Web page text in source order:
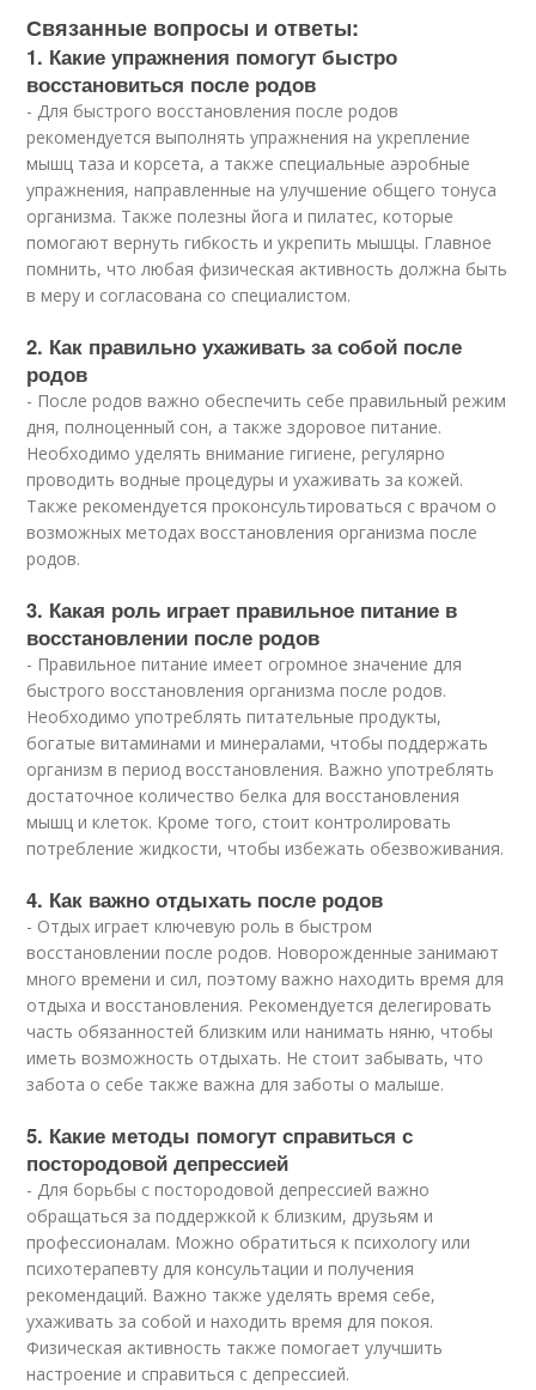
Связанные вопросы и ответы:
1. Какие упражнения помогут быстро
восстановиться после родов
- Для быстрого восстановления после родов
рекомендуется выполнять упражнения на укрепление
мышц таза и корсета, а также специальные аэробные
упражнения, направленные на улучшение общего тонуса
организма. Также полезны йога и пилатес, которые
помогают вернуть гибкость и укрепить мышцы. Главное
помнить, что любая физическая активность должна быть
в меру и согласована со специалистом.
2. Как правильно ухаживать за собой после
родов
- После родов важно обеспечить себе правильный режим
дня, полноценный сон, а также здоровое питание.
Необходимо уделять внимание гигиене, регулярно
проводить водные процедуры и ухаживать за кожей.
Также рекомендуется проконсультироваться с врачом о
возможных методах восстановления организма после
родов.
3. Какая роль играет правильное питание в
восстановлении после родов
- Правильное питание имеет огромное значение для
быстрого восстановления организма после родов.
Необходимо употреблять питательные продукты,
богатые витаминами и минералами, чтобы поддержать
организм в период восстановления. Важно употреблять
достаточное количество белка для восстановления
мышц и клеток. Кроме того, стоит контролировать
потребление жидкости, чтобы избежать обезвоживания.
4. Как важно отдыхать после родов
- Отдых играет ключевую роль в быстром
восстановлении после родов. Новорожденные занимают
много времени и сил, поэтому важно находить время для
отдыха и восстановления. Рекомендуется делегировать
часть обязанностей близким или нанимать няню, чтобы
иметь возможность отдыхать. Не стоит забывать, что
забота о себе также важна для заботы о малыше.
5. Какие методы помогут справиться с
постородовой депрессией
- Для борьбы с постородовой депрессией важно
обращаться за поддержкой к близким, друзьям и
профессионалам. Можно обратиться к психологу или
психотерапевту для консультации и получения
рекомендаций. Важно также уделять время себе,
ухаживать за собой и находить время для покоя.
Физическая активность также помогает улучшить
настроение и справиться с депрессией.